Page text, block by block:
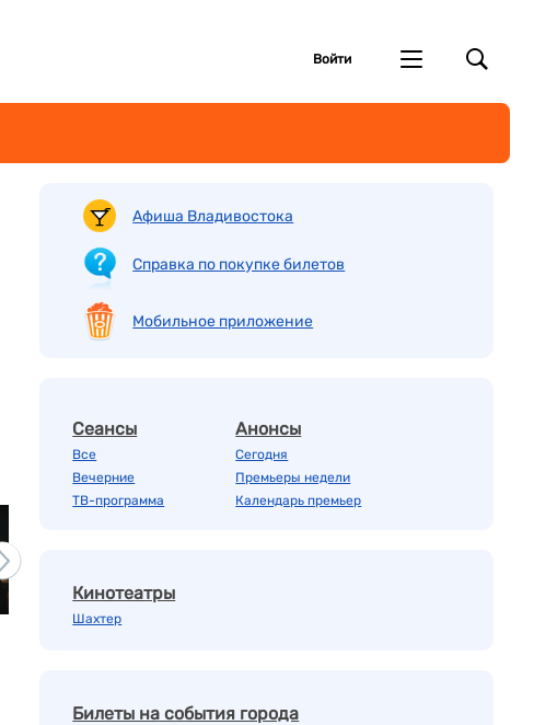
Войти
Афиша Владивостока
Справка по покупке билетов
Мобильное приложение
Сеансы
Все
Вечерние
ТВ-программа
Анонсы
Сегодня
Премьеры недели
Календарь премьер
Кинотеатры
Шахтер
Билеты на события города